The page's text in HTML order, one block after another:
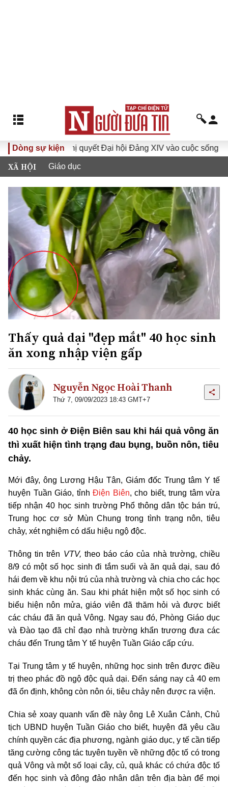
Dòng sự kiện
Đưa Nghị quyết Đại hội Đảng XIV vào cuộc sống
XÃ HỘI Giáo dục
Thấy quả dại "đẹp mắt" 40 học sinh
ăn xong nhập viện gấp
Nguyễn Ngọc Hoài Thanh
Thứ 7, 09/09/2023 18:43 GMT+7
40 học sinh ở Điện Biên sau khi hái quả vông ăn
thì xuất hiện tình trạng đau bụng, buồn nôn, tiêu
chảy.
Mới đây, ông Lương Hậu Tân, Giám đốc Trung tâm Y tế
huyện Tuần Giáo, tỉnh Điện Biên, cho biết, trung tâm vừa
tiếp nhận 40 học sinh trường Phổ thông dân tộc bán trú,
Trung học cơ sở Mùn Chung trong tình trạng nôn, tiêu
chảy, xét nghiệm có dấu hiệu ngộ độc.
Thông tin trên VTV, theo báo cáo của nhà trường, chiều
8/9 có một số học sinh đi tắm suối và ăn quả dại, sau đó
hái đem về khu nội trú của nhà trường và chia cho các học
sinh khác cùng ăn. Sau khi phát hiện một số học sinh có
biểu hiện nôn mửa, giáo viên đã thăm hỏi và được biết
các cháu đã ăn quả Vông. Ngay sau đó, Phòng Giáo dục
và Đào tạo đã chỉ đạo nhà trường khẩn trương đưa các
cháu đến Trung tâm Y tế huyện Tuần Giáo cấp cứu.
Tại Trung tâm y tế huyện, những học sinh trên được điều
trị theo phác đồ ngộ độc quả dại. Đến sáng nay cả 40 em
đã ổn định, không còn nôn ói, tiêu chảy nên được ra viện.
Chia sẻ xoay quanh vấn đề này ông Lê Xuân Cảnh, Chủ
tịch UBND huyện Tuần Giáo cho biết, huyện đã yêu cầu
chính quyền các địa phương, ngành giáo dục, y tế cần tiếp
tăng cường công tác tuyên tuyền về những độc tố có trong
quả Vông và một số loại cây, củ, quả khác có chứa độc tố
đến học sinh và đông đảo nhân dân trên địa bàn để mọi